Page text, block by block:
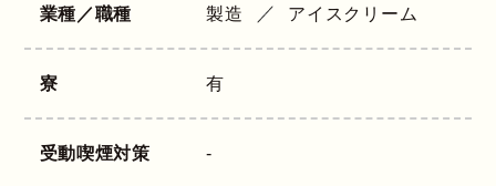
業種／職種 製造 アイスクリーム
寮 有
受動喫煙対策 -